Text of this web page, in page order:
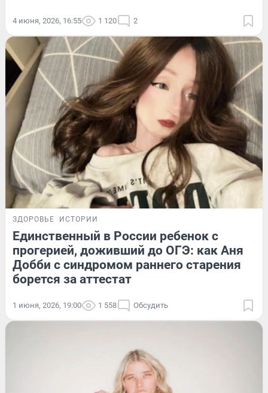
4 июня, 2026, 16:55 1 120 2
ЗДОРОВЬЕ ИСТОРИИ
Единственный в России ребенок с
прогерией, доживший до ОГЭ: как Аня
Добби с синдромом раннего старения
борется за аттестат
1 июня, 2026, 19:00 1 558 Обсудить